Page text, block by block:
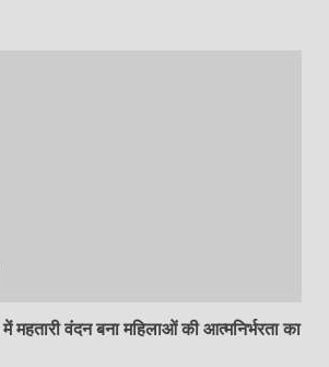
महतारी वंदन बना महिलाओं की आत्मनिर्भरता का